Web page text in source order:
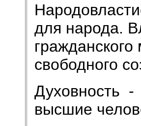
для народа.
свободного
Духовность -
высшие